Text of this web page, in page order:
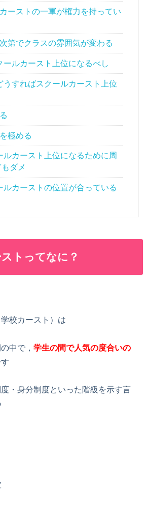
ーストの一軍が権力を持ってい
第でクラスの雰囲気が変わる
ールカースト上位になるべし
うすればスクールカースト上位
極める
ルカースト上位になるために周
ダメ
ルカーストの位置が合っている
トってなに？
校カースト） は
中で，学生の間で人気の度合いの
・身分制度といった階級を示す言